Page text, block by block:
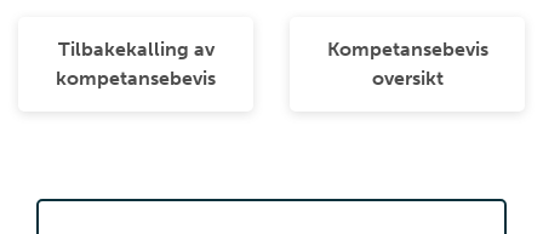
Tilbakekalling av
kompetansebevis
Kompetansebevis
oversikt